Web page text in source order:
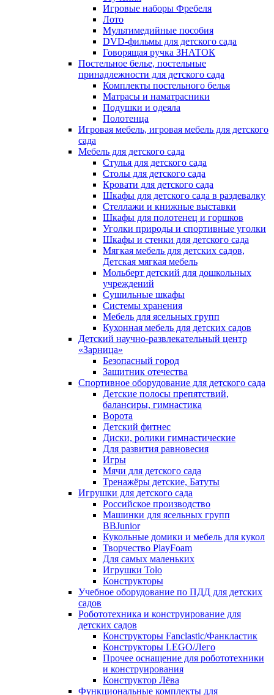
Игровые наборы Фребеля
Лото
Мультимедийные пособия
DVD-фильмы для детского сада
Говорящая ручка ЗНАТОК
Постельное белье, постельные
принадлежности для детского сада
Комплекты постельного белья
Матрасы и наматрасники
Подушки и одеяла
Полотенца
Игровая мебель, игровая мебель для детского
сада
Мебель для детского сада
Стулья для детского сада
Столы для детского сада
Кровати для детского сада
Шкафы для детского сада в раздевалку
Стеллажи и книжные выставки
Шкафы для полотенец и горшков
Уголки природы и спортивные уголки
Шкафы и стенки для детского сада
Мягкая мебель для детских садов,
Детская мягкая мебель
Мольберт детский для дошкольных
учреждений
Сушильные шкафы
Системы хранения
Мебель для ясельных групп
Кухонная мебель для детских садов
Детский научно-развлекательный центр
«Зарница»
Безопасный город
Защитник отечества
Спортивное оборудование для детского сада
Детские полосы препятствий,
балансиры, гимнастика
Ворота
Детский фитнес
Диски, ролики гимнастические
Для развития равновесия
Игры
Мячи для детского сада
Тренажёры детские, Батуты
Игрушки для детского сада
Российское производство
Машинки для ясельных групп
BBJunior
Кукольные домики и мебель для кукол
Творчество PlayFoam
Для самых маленьких
Игрушки Tolo
Конструкторы
Учебное оборудование по ПДД для детских
садов
Робототехника и конструирование для
детских садов
Конструкторы Fanclastic/Фанкластик
Конструкторы LEGO/Лего
Прочее оснащение для робототехники
и конструирования
Конструктор Лёва
Функциональные комплекты для